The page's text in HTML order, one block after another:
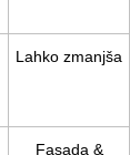
Lahko zmanjša
Fasada &